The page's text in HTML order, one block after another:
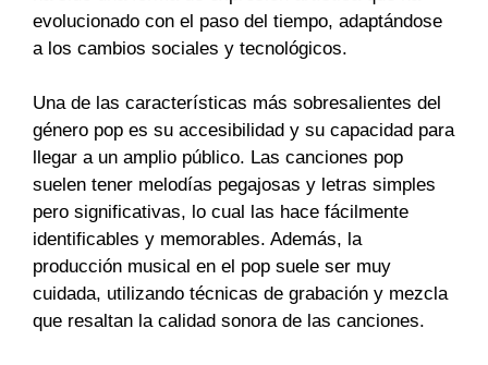
evolucionado con el paso del tiempo, adaptándose
a los cambios sociales y tecnológicos.
Una de las características más sobresalientes del
género pop es su accesibilidad y su capacidad para
llegar a un amplio público. Las canciones pop
suelen tener melodías pegajosas y letras simples
pero significativas, lo cual las hace fácilmente
identificables y memorables. Además, la
producción musical en el pop suele ser muy
cuidada, utilizando técnicas de grabación y mezcla
que resaltan la calidad sonora de las canciones.